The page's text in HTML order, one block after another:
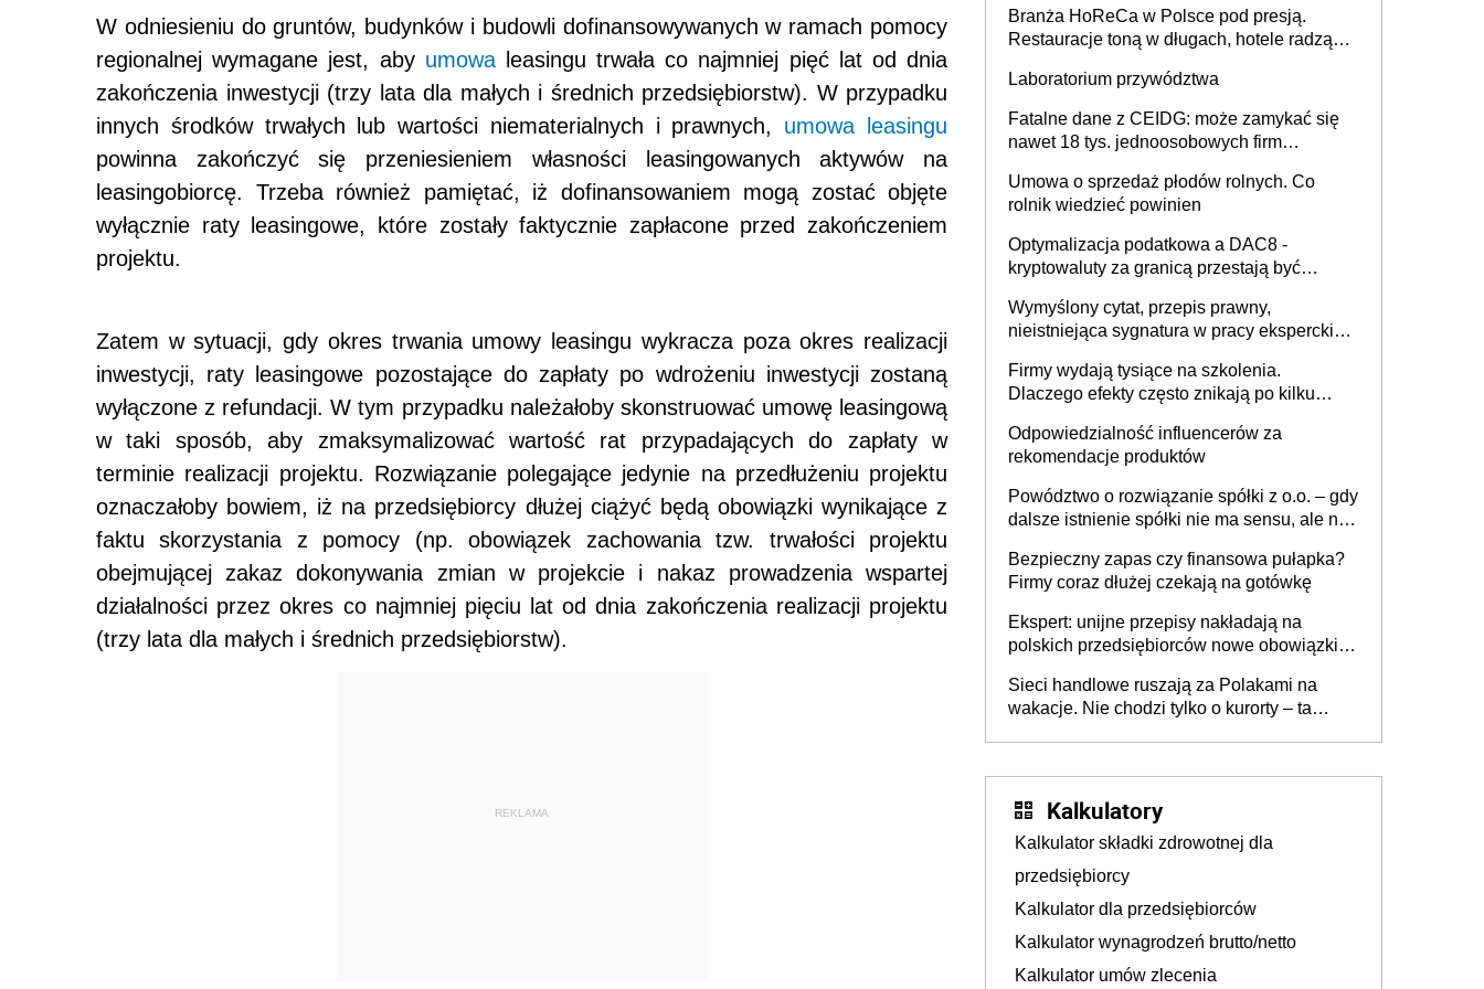
W odniesieniu do gruntów, budynków i budowli dofinansowywanych w ramach pomocy
regionalnej wymagane jest, aby umowaleasingu trwała co najmniej pięć lat od dnia
zakończenia inwestycji (trzy lata dla małych i średnich przedsiębiorstw). W przypadku
innych środków trwałych lub wartości niematerialnych i prawnych, umowa leasingu
powinna zakończyć się przeniesieniem własności leasingowanych aktywów na
leasingobiorcę. Trzeba również pamiętać, iż dofinansowaniem mogą zostać objęte
wyłącznie raty leasingowe, które zostały faktycznie zapłacone przed zakończeniem
projektu.
Zatem w sytuacji, gdy okres trwania umowy leasingu wykracza poza okres realizacji
inwestycji, raty leasingowe pozostające do zapłaty po wdrożeniu inwestycji zostaną
wyłączone z refundacji. W tym przypadku należałoby skonstruować umowę leasingową
w taki sposób, aby zmaksymalizować wartość rat przypadających do zapłaty w
terminie realizacji projektu. Rozwiązanie polegające jedynie na przedłużeniu projektu
oznaczałoby bowiem, iż na przedsiębiorcy dłużej ciążyć będą obowiązki wynikające z
faktu skorzystania z pomocy (np. obowiązek zachowania tzw. trwałości projektu
obejmującej zakaz dokonywania zmian w projekcie i nakaz prowadzenia wspartej
działalności przez okres co najmniej pięciu lat od dnia zakończenia realizacji projektu
(trzy lata dla małych i średnich przedsiębiorstw).
REKLAMA
Branża HoReCa w Polsce pod presją.
Restauracje toną w długach, hotele radzą
Laboratorium przywództwa
Fatalne dane z CEIDG: może zamykać się
nawet 18 tys. jednoosobowych firm
Umowa o sprzedaż płodów rolnych. Co
rolnik wiedzieć powinien
Optymalizacja podatkowa a DAC8 -
kryptowaluty za granicą przestają być
Wymyślony cytat, przepis prawny,
nieistniejąca sygnatura w pracy eksperckiej -
firmie
Firmy wydają tysiące na szkolenia.
Dlaczego efekty często znikają po kilku
Odpowiedzialność influencerów za
rekomendacje produktów
Powództwo o rozwiązanie spółki z o.o. – gdy
dalsze istnienie spółki nie ma sensu, ale nie
Bezpieczny zapas czy finansowa pułapka?
Firmy coraz dłużej czekają na gotówkę
Ekspert: unijne przepisy nakładają na
polskich przedsiębiorców nowe obowiązki w
Sieci handlowe ruszają za Polakami na
wakacje. Nie chodzi tylko o kurorty – ta
Kalkulatory
Kalkulator składki zdrowotnej dla
przedsiębiorcy
Kalkulator dla przedsiębiorców
Kalkulator wynagrodzeń brutto/netto
Kalkulator umów zlecenia